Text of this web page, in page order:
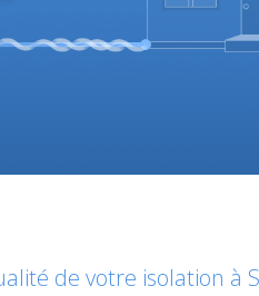
de votre isolation à